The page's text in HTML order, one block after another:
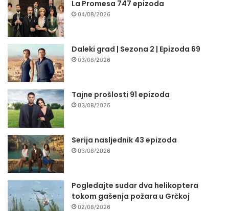
La Promesa 747 epizoda
04/08/2026
Daleki grad | Sezona 2 | Epizoda 69
03/08/2026
Tajne prošlosti 91 epizoda
03/08/2026
Serija nasljednik 43 epizoda
03/08/2026
Pogledajte sudar dva helikoptera
tokom gašenja požara u Grčkoj
02/08/2026